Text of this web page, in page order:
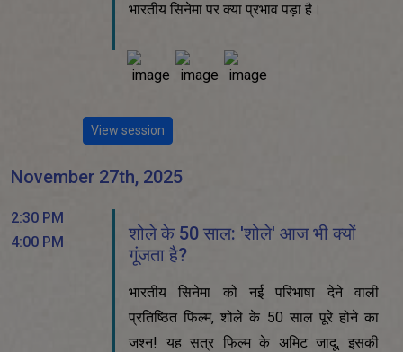
भारतीय सिनेमा पर क्या प्रभाव पड़ा है।
View session
November 27th, 2025
2:30 PM
4:00 PM
शोले के 50 साल: 'शोले' आज भी क्यों
गूंजता है?
भारतीय सिनेमा को नई परिभाषा देने वाली
प्रतिष्ठित फिल्म, शोले के 50 साल पूरे होने का
जश्न! यह सत्र फिल्म के अमिट जादू, इसकी